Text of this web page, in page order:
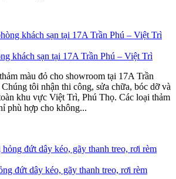
khách sạn tại 17A Trần Phú – Việt Trì
màu đỏ cho showroom tại 17A Trần
tôi nhận thi công, sửa chữa, bóc dỡ và
khu vực Việt Trì, Phú Thọ. Các loại thảm
phù hợp cho không...
đứt dây kéo, gãy thanh treo, rơi rèm